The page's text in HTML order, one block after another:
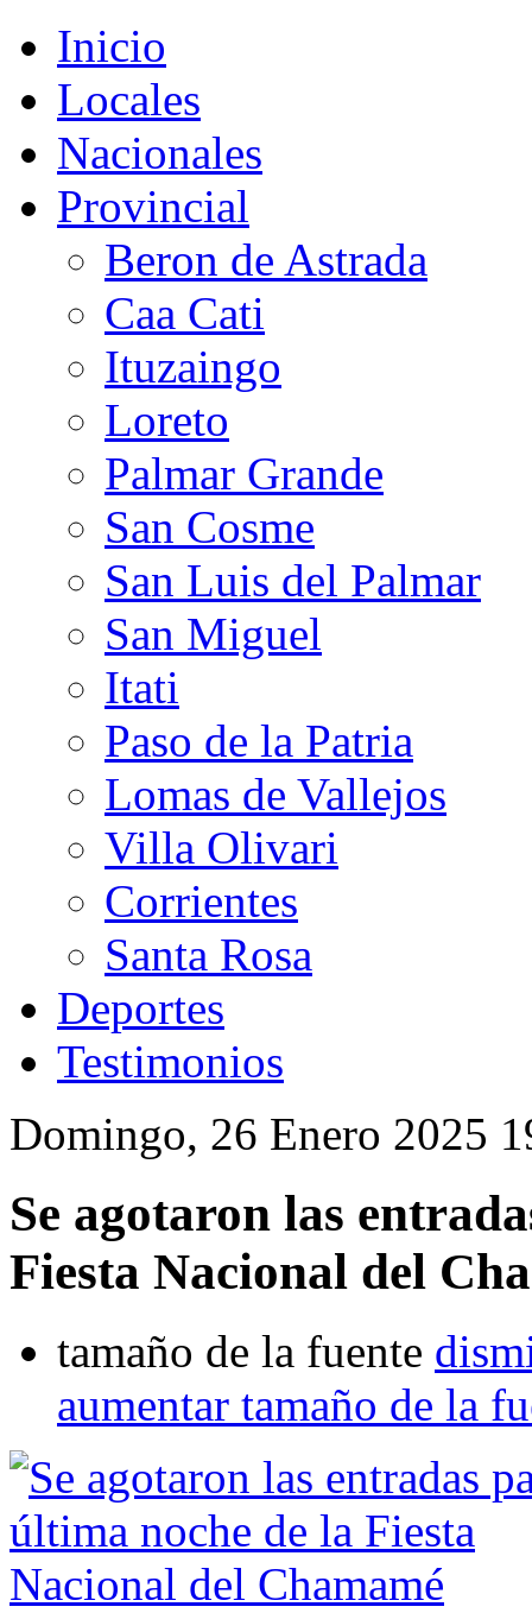
Inicio
Locales
Nacionales
Provincial
Beron de Astrada
Caa Cati
Ituzaingo
Loreto
Palmar Grande
San Cosme
San Luis del Palmar
San Miguel
Itati
Paso de la Patria
Lomas de Vallejos
Villa Olivari
Corrientes
Santa Rosa
Deportes
Testimonios
Domingo, 26 Enero 2025
Se agotaron las
Fiesta Nacional del
tamaño de la fuente
aumentar tamaño de la